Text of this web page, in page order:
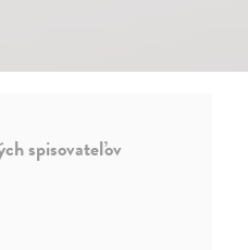
spisovateľov